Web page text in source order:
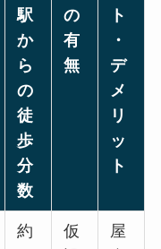
駅
か
ら
の
徒
歩
分
数
の
有
無
ト
・
デ
メ
リ
ッ
ト
約
仮
屋